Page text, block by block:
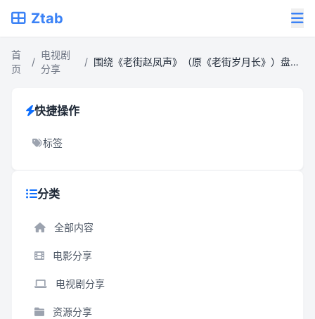
Ztab
首
页
/
电视剧
分享
/ 围绕《老街赵凤声》（原《老街岁月长》）盘点年代怀旧剧亮点
快捷操作
标签
分类
全部内容
电影分享
电视剧分享
资源分享